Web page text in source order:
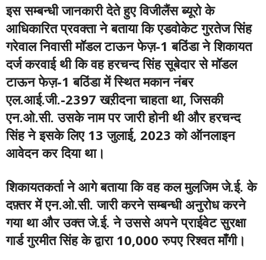
इस सम्बन्धी जानकारी देते हुए विजीलैंस ब्यूरो के
आधिकारित प्रवक्ता ने बताया कि एडवोकेट गुरतेज सिंह
गरेवाल निवासी मॉडल टाऊन फेज़-1 बठिंडा ने शिकायत
दर्ज करवाई थी कि वह हरचन्द सिंह सूबेदार से मॉडल
टाऊन फेज़-1 बठिंडा में स्थित मकान नंबर
एल.आई.जी.-2397 खऱीदना चाहता था, जिसकी
एन.ओ.सी. उसके नाम पर जारी होनी थी और हरचन्द
सिंह ने इसके लिए 13 जुलाई, 2023 को ऑनलाइन
आवेदन कर दिया था।
शिकायतकर्ता ने आगे बताया कि वह कल मुलजि़म जे.ई. के
दफ़्तर में एन.ओ.सी. जारी करने सम्बन्धी अनुरोध करने
गया था और उक्त जे.ई. ने उससे अपने प्राईवेट सुरक्षा
गार्ड गुरमीत सिंह के द्वारा 10,000 रुपए रिश्वत माँगी।